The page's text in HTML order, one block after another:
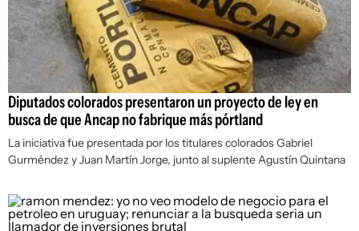
Diputados colorados presentaron un proyecto de ley en
busca de que Ancap no fabrique más pórtland
La iniciativa fue presentada por los titulares colorados Gabriel
Gurméndez y Juan Martín Jorge, junto al suplente Agustín Quintana